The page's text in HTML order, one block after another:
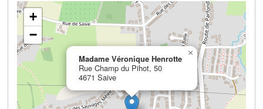
Madame Véronique Henrotte
Rue Champ du Pihot, 50
4671 Saive
×
+
−